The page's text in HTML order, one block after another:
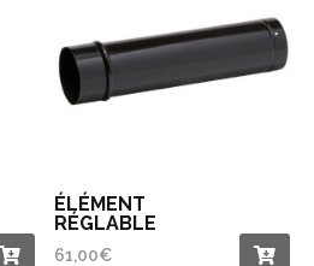
ÉLÉMENT
RÉGLABLE
61,00€